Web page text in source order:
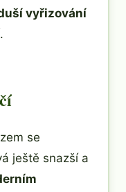
vyřizování
se
ještě snazší a